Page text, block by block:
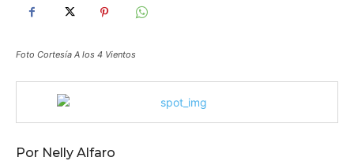
Foto Cortesía A los 4 Vientos
Por Nelly Alfaro